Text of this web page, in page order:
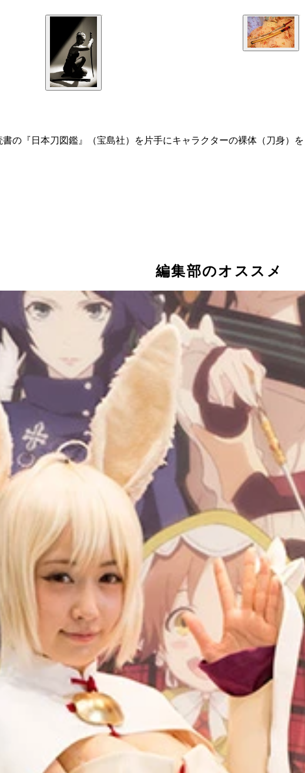
時、愛読書の『日本刀図鑑』（宝島社）を片手にキャラクターの裸
、B美さんはため息交じりに「なんてキレイなの…」と惚れ惚れする日
供をはじめ、日本刀ブームを巻き起こしたオンラインゲーム「刀剣乱
の『日本刀図鑑』（宝島社）を片手にキャラクターの裸体（刀身）
編集部のオススメ